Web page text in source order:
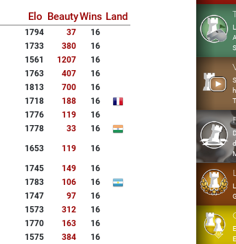
Elo BeautyWins Land
1794 37
16
1733 380
16
1561 1207
16
1763 407
16
1813 700
16
1718 188
16
1776 119
16
1778 33 16
1653 119 16
1745 149
16
1783 106
16
1747 97
16
1573 312
16
1770 163
16
1575 384
16